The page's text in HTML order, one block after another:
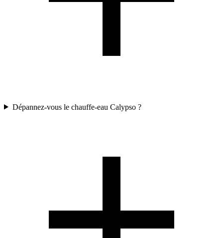
Dépannez-vous le chauffe-eau Calypso ?